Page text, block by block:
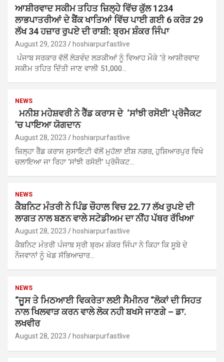
ਆਸ਼ੀਰਵਾਦ ਸਕੀਮ ਤਹਿਤ ਜ਼ਿਲ੍ਹੇ ਵਿੱਚ ਕੁੱਲ 1234
ਲਾਭਪਾਤਰੀਆਂ ਦੇ ਬੈਂਕ ਖਾਤਿਆਂ ਵਿੱਚ ਪਾਈ ਗਈ 6 ਕਰੋੜ 29
ਲੱਖ 34 ਹਜ਼ਾਰ ਰੁਪਏ ਦੀ ਰਾਸ਼ੀ: ਬ੍ਰਮ ਸ਼ੰਕਰ ਜਿੰਪਾ
August 29, 2023 hoshiarpurfastlive
ਪੰਜਾਬ ਸਰਕਾਰ ਵੱਲੋਂ ਲੋੜਵੰਦ ਲੜਕੀਆਂ ਨੂੰ ਵਿਆਹ ਮੌਕੇ ‘ਤੇ ਆਸ਼ੀਰਵਾਦ
ਸਕੀਮ ਤਹਿਤ ਦਿੱਤੀ ਜਾਣ ਵਾਲੀ 51,000…
NEWS
ਮਨੀਸ਼ ਮਹੇਸ਼ਵਰੀ ਨੇ ਰੈੱਡ ਕਰਾਸ ਦੇ ‘ਸਾਂਝੀ ਰਸੋਈ’ ਪ੍ਰੋਜੈਕਟ
’ਚ ਪਾਇਆ ਯੋਗਦਾਨ
August 28, 2023 hoshiarpurfastlive
ਜ਼ਿਲ੍ਹਾ ਰੈੱਡ ਕਰਾਸ ਸੁਸਾਇਟੀ ਵੱਲੋਂ ਮੁਹੱਲਾ ਈਸ਼ ਨਗਰ, ਹੁਸ਼ਿਆਰਪੁਰ ਵਿਖੇ
ਚਲਾਇਆ ਜਾ ਰਿਹਾ ‘ਸਾਂਝੀ ਰਸੋਈ’ ਪ੍ਰੋਜੈਕਟ…
NEWS
ਕੈਬਨਿਟ ਮੰਤਰੀ ਨੇ ਪਿੰਡ ਚੌਹਾਲ ਵਿਚ 22.77 ਲੱਖ ਰੁਪਏ ਦੀ
ਲਾਗਤ ਨਾਲ ਬਣਨ ਵਾਲੇ ਸਟੇਡੀਅਮ ਦਾ ਨੀਂਹ ਪੱਥਰ ਰੱਖਿਆ
August 28, 2023 hoshiarpurfastlive
ਕੈਬਨਿਟ ਮੰਤਰੀ ਪੰਜਾਬ ਸ੍ਰੀ ਬ੍ਰਮ ਸ਼ੰਕਰ ਜਿੰਪਾ ਨੇ ਕਿਹਾ ਕਿ ਸੂਬੇ ਦੇ
ਨੌਜਵਾਨਾਂ ਨੂੰ ਖੇਡ ਸੱਭਿਆਚਾਰ…
NEWS
“ਜੂਸ ਤੇ ਮਿਠਆਈ ਵਿਕਰੇਤਾ ਲਈ ਸੈਮੀਨਰ “ਲੋਕਾਂ ਦੀ ਸਿਹਤ
ਨਾਲ ਖਿਲਵਾੜ ਕਰਨ ਵਾਲੇ ਲੋਕ ਨਹੀ ਬਖਸੇ ਜਾਣਗੇ – ਡਾ.
ਲਖਵੀਰ
August 28, 2023 hoshiarpurfastlive